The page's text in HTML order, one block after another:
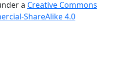
a Creative Commons
ShareAlike 4.0